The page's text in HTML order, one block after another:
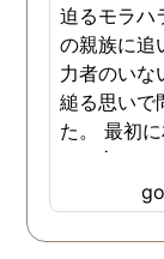
迫るモラハ
の親族に追
力者のいな
縋る思いで
た。 最初
いた方も
見を言っ
費用面も正
だき、私の